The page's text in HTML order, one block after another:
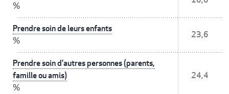
%
Prendre soin de leurs enfants
%
23,6
Prendre soin d'autres personnes (parents,
famille ou amis)
%
24,4